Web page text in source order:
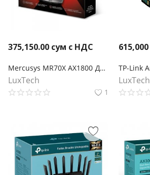
375,150.00 сум с НДС
Mercusys MR70X AX1800 Двухдиапазонный гигабитный беспроводной маршрутизатор Wi-Fi 6
LuxTech
1
615,000
LuxTech